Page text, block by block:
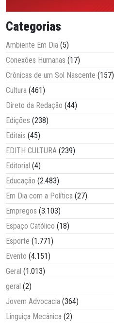
Categorias
Ambiente Em Dia (5)
Conexões Humanas (17)
Crônicas de um Sol Nascente (157)
Cultura (461)
Direto da Redação (44)
Edições (238)
Editais (45)
EDITH CULTURA (239)
Editorial (4)
Educação (2.483)
Em Dia com a Política (27)
Empregos (3.103)
Espaço Católico (18)
Esporte (1.771)
Evento (4.151)
Geral (1.013)
geral (2)
Jovem Advocacia (364)
Linguiça Mecânica (2)